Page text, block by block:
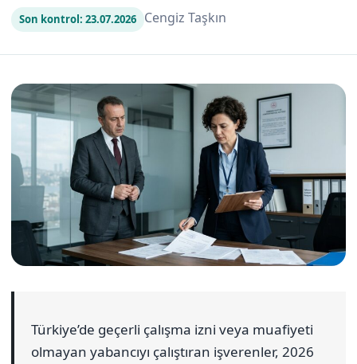
Son kontrol: 23.07.2026 Cengiz Taşkın
Türkiye’de geçerli çalışma izni veya muafiyeti
olmayan yabancıyı çalıştıran işverenler, 2026